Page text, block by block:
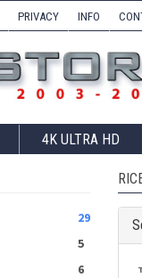
PRIVACY INFO
4K ULTRA HD
29
5
6